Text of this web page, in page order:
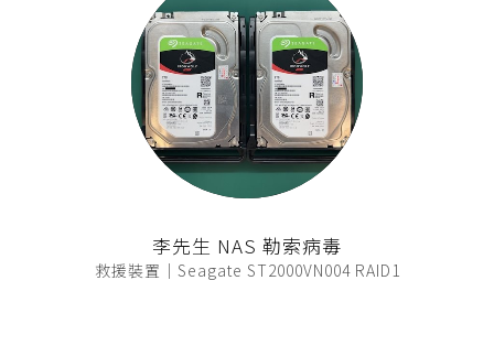
李先生 NAS 勒索病毒
救援裝置｜Seagate ST2000VN004 RAID1